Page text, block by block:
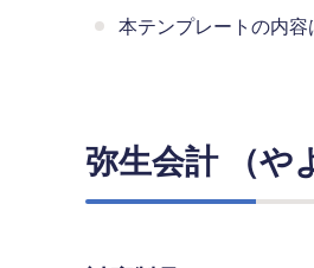
本テンプレートの内容
弥生会計 （や